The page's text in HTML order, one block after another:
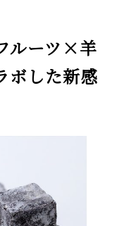
ルーツ×羊
ボした新感